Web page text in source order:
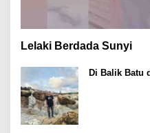
Lelaki Berdada Sunyi
Di Balik Batu